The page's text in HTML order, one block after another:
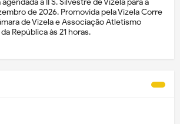
agendada a II S. Silvestre de Vizela para a
de 2026. Promovida pela Vizela Corre
de Vizela e Associação Atletismo
República às 21 horas.